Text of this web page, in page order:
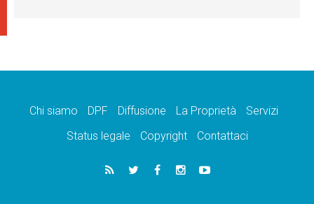
Chi siamo DPF Diffusione La Proprietà
Servizi
Status legale
Copyright Contattaci